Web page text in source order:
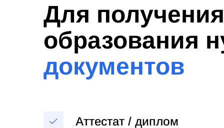
Для
образования
документов
Аттестат / диплом